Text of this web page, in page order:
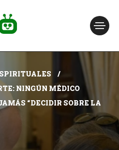
NINGÚN MÉDICO
“DECIDIR SOBRE LA